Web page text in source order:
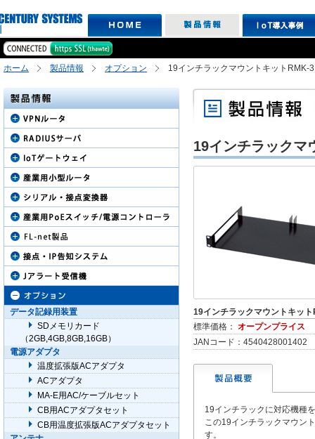
ホーム 製品情報 オプション 19インチラックマウントキットRMK-3
19インチラックマ
19インチラックマウントキッ
標準価格： オープンプライス
JANコード：4540428001402
19インチラックに対応機種
この19インチラックマウン
す。
データ記録用装置
SDメモリカード
（2GB,4GB,8GB,16GB）
電源アダプタ
温度拡張版ACアダプタ
ACアダプタ
MA-E用AC/ケーブルセット
CB用ACアダプタセット
CB用温度拡張版ACアダプタセット